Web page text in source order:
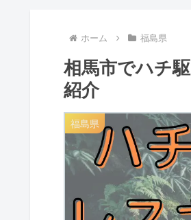
ホーム 福島県
相馬市でハチ
紹介
福島県